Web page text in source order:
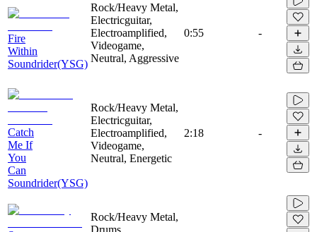
Fire
Within
Soundrider(YSG)
Rock/Heavy Metal,
Electricguitar,
Electroamplified,
Videogame,
Neutral, Aggressive
0:55 -
Catch
Me If
You
Can
Soundrider(YSG)
Rock/Heavy Metal,
Electricguitar,
Electroamplified,
Videogame,
Neutral, Energetic
2:18 -
Rock/Heavy Metal,
Drums,